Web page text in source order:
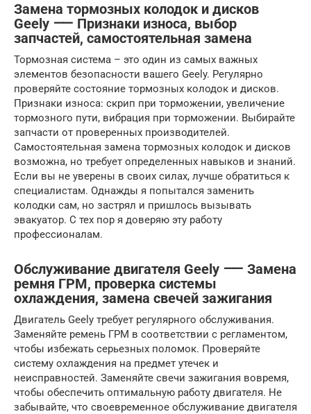
Замена тормозных колодок и дисков
Geely ⸺ Признаки износа, выбор
запчастей, самостоятельная замена
Тормозная система – это один из самых важных
элементов безопасности вашего Geely. Регулярно
проверяйте состояние тормозных колодок и дисков.
Признаки износа: скрип при торможении, увеличение
тормозного пути, вибрация при торможении. Выбирайте
запчасти от проверенных производителей.
Самостоятельная замена тормозных колодок и дисков
возможна, но требует определенных навыков и знаний.
Если вы не уверены в своих силах, лучше обратиться к
специалистам. Однажды я попытался заменить
колодки сам, но застрял и пришлось вызывать
эвакуатор. С тех пор я доверяю эту работу
профессионалам.
Обслуживание двигателя Geely ⸺ Замена
ремня ГРМ, проверка системы
охлаждения, замена свечей зажигания
Двигатель Geely требует регулярного обслуживания.
Заменяйте ремень ГРМ в соответствии с регламентом,
чтобы избежать серьезных поломок. Проверяйте
систему охлаждения на предмет утечек и
неисправностей. Заменяйте свечи зажигания вовремя,
чтобы обеспечить оптимальную работу двигателя. Не
забывайте, что своевременное обслуживание двигателя